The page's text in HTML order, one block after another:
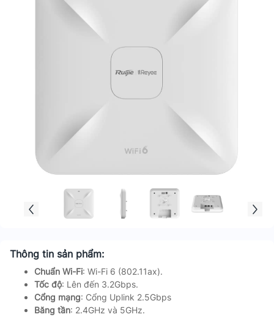
Thông tin sản phẩm:
Chuẩn Wi-Fi: Wi-Fi 6 (802.11ax).
Tốc độ: Lên đến 3.2Gbps.
Cổng mạng: Cổng Uplink 2.5Gbps
Băng tần: 2.4GHz và 5GHz.